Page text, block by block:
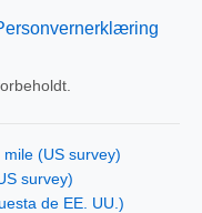
(US survey)
survey)
de EE. UU.)